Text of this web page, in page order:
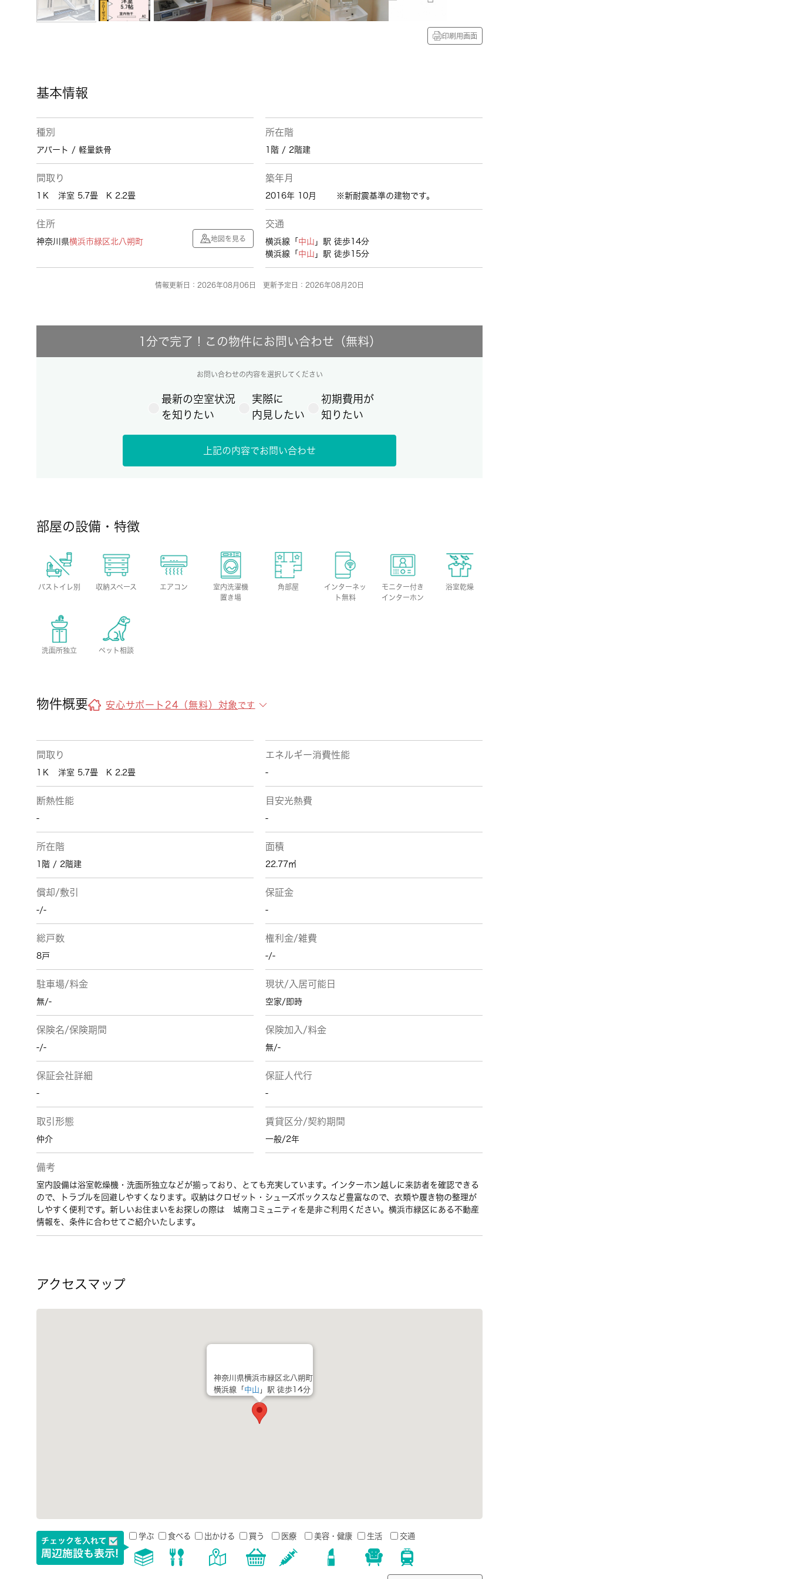
印刷用画面
基本情報
種別
アパート / 軽量鉄骨
所在階
1階 / 2階建
間取り
1Ｋ 洋室 5.7畳 K 2.2畳
築年月
2016年 10月 ※新耐震基準の建物です。
住所
神奈川県横浜市緑区 北八朔町 地図を見る
交通
横浜線「 中山 」駅 徒歩14分
横浜線「 中山 」駅 徒歩15分
情報更新日：2026年08月06日 更新予定日：2026年08月20日
1分で完了！この物件にお問い合わせ（無料）
お問い合わせの内容を選択してください
最新の空室状況
を知りたい
実際に
内見したい
初期費用が
知りたい
上記の内容でお問い合わせ
部屋の設備・特徴
バストイレ別 収納スペース エアコン
室内洗濯機
置き場
角部屋
インターネッ
ト無料
モニター付き
インターホン
浴室乾燥
洗面所独立 ペット相談
物件概要 安心サポート24（無料）対象 です
間取り
1Ｋ 洋室 5.7畳 K 2.2畳
エネルギー消費性能
-
断熱性能
-
目安光熱費
-
所在階
1階 / 2階建
面積
22.77㎡
償却/敷引
-/-
保証金
-
総戸数
8戸
権利金/雑費
-/-
駐車場/料金
無/-
現状/入居可能日
空家/即時
保険名/保険期間
-/-
保険加入/料金
無/-
保証会社詳細
-
保証人代行
-
取引形態
仲介
賃貸区分/契約期間
一般/2年
備考
室内設備は浴室乾燥機・洗面所独立などが揃っており、とても充実しています。インターホン越しに来訪者を確認できる
ので、トラブルを回避しやすくなります。収納はクロゼット・シューズボックスなど豊富なので、衣類や履き物の整理が
しやすく便利です。新しいお住まいをお探しの際は 城南コミュニティを是非ご利用ください。横浜市緑区にある不動産
情報を、条件に合わせてご紹介いたします。
アクセスマップ
神奈川県横浜市緑区北八朔町
横浜線「 中山 」駅 徒歩14分
学ぶ 食べる 出かける 買う 医療 美容・健康 生活 交通